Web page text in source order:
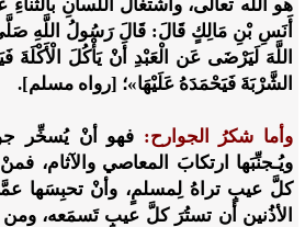
هو الله تعالى، واشتغالُ اللسانِ
أَنَسِ بْنِ مَالِكٍ قَالَ: قَالَ رَسُولُ اللَّهِ
اللَّهَ لَيَرْضَى عَن الْعَبْدِ أَنْ يَأْكُلَ الْأَكْلَةَ
الشَّرْبَةَ فَيَحْمَدَهُ عَلَيْهَا»؛ [رواه مسلم].
وأما شكرُ الجوارح: فهو أنْ يُسخِّر
ويُـجنِّبَها ارتكابَ المعاصي والآثام،
كلَّ عيبٍ تراهُ لِمسلمٍ، وأنْ تحبِسَها
الأذُنين أن تستُرَ كلَّ عيبٍ تَسمَعه،